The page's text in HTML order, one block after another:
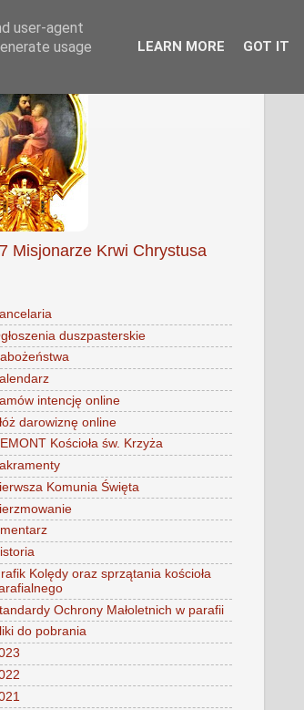
Misjonarze Krwi Chrystusa
duszpasterskie
intencję online
darowiznę online
Kościoła św. Krzyża
Komunia Święta
Kolędy oraz sprzątania kościoła
Ochrony Małoletnich w parafii
do pobrania
user-agent
usage
LEARN MORE GOT IT